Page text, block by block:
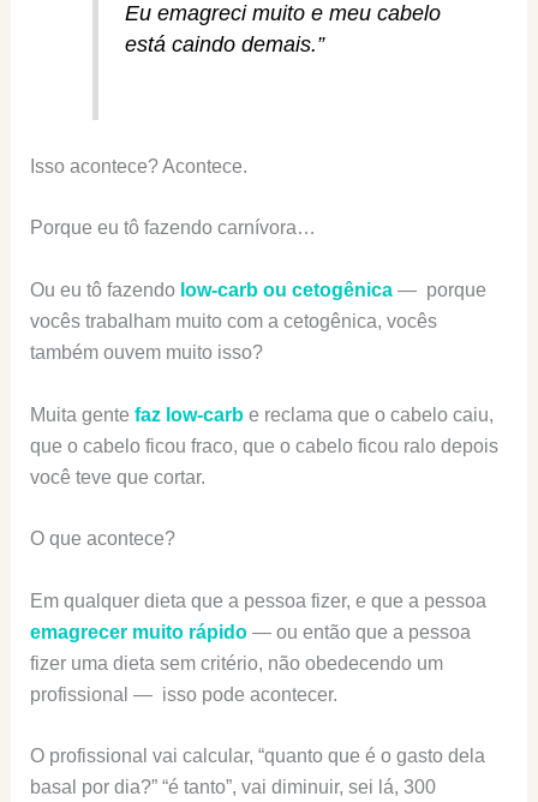
Eu emagreci muito e meu cabelo
está caindo demais.”
Isso acontece? Acontece.
Porque eu tô fazendo carnívora…
Ou eu tô fazendo low-carb ou cetogênica— porque
vocês trabalham muito com a cetogênica, vocês
também ouvem muito isso?
Muita gente faz low-carbe reclama que o cabelo caiu,
que o cabelo ficou fraco, que o cabelo ficou ralo depois
você teve que cortar.
O que acontece?
Em qualquer dieta que a pessoa fizer, e que a pessoa
emagrecer muito rápido— ou então que a pessoa
fizer uma dieta sem critério, não obedecendo um
profissional — isso pode acontecer.
O profissional vai calcular, “quanto que é o gasto dela
basal por dia?” “é tanto”, vai diminuir, sei lá, 300